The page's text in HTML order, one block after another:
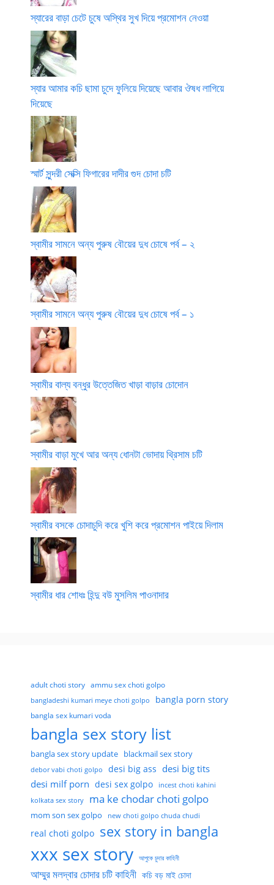
স্যারের বাড়া চেটে চুষে অস্থির সুখ দিয়ে প্রমোশন নেওয়া
স্যার আমার কচি ছামা চুদে ফুলিয়ে দিয়েছে আবার ঔষধ লাগিয়ে
দিয়েছে
স্মার্ট সুন্দরী সেক্সি ফিগারের দাদীর গুদ চোদা চটি
স্বামীর সামনে অন্য পুরুষ বৌয়ের দুধ চোষে পর্ব – ২
স্বামীর সামনে অন্য পুরুষ বৌয়ের দুধ চোষে পর্ব – ১
স্বামীর বাল্য বন্ধুর উত্তেজিত খাড়া বাড়ার চোদোন
স্বামীর বাড়া মুখে আর অন্য ধোনটা ভোদায় থ্রিসাম চটি
স্বামীর বসকে চোদাচুদি করে খুশি করে প্রমোশন পাইয়ে দিলাম
স্বামীর ধার শোধঃ হিন্দু বউ মুসলিম পাওনাদার
adult choti story ammu sex choti golpo
bangladeshi kumari meye choti golpo bangla porn story
bangla sex kumari voda
bangla sex story list
bangla sex story update blackmail sex story
debor vabi choti golpo desi big ass desi big tits
desi milf porn desi sex golpo incest choti kahini
kolkata sex story ma ke chodar choti golpo
mom son sex golpo new choti golpo chuda chudi
real choti golpo sex story in bangla
xxx sex story আপুকে চুদার কাহিনী
আম্মুর মলদ্বার চোদার চটি কাহিনী কচি বড় মাই চোদা